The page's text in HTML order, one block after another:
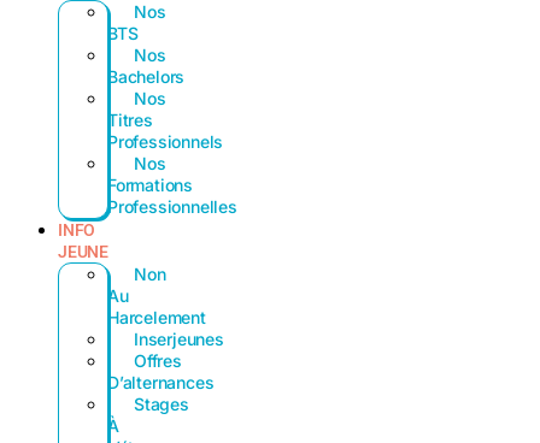
Nos
BTS
Nos
Bachelors
Nos
Titres
Professionnels
Nos
Formations
Professionnelles
INFO
JEUNE
Non
Au
Harcelement
Inserjeunes
Offres
D’alternances
Stages
À